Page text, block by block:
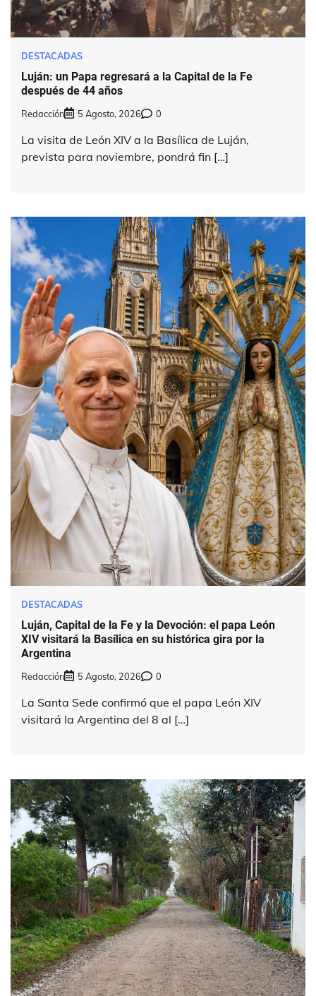
DESTACADAS
Luján: un Papa regresará a la Capital de la Fe
después de 44 años
Redacción 5 Agosto, 2026 0
La visita de León XIV a la Basílica de Luján,
prevista para noviembre, pondrá fin […]
DESTACADAS
Luján, Capital de la Fe y la Devoción: el papa León
XIV visitará la Basílica en su histórica gira por la
Argentina
Redacción 5 Agosto, 2026 0
La Santa Sede confirmó que el papa León XIV
visitará la Argentina del 8 al […]